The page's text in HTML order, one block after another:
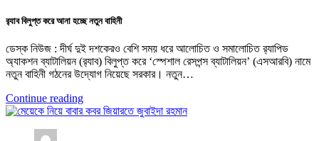
র‍্যাব বিলুপ্ত করে আনা হচ্ছে নতুন বাহিনী
ডেস্ক নিউজ : দীর্ঘ দুই দশকেরও বেশি সময় ধরে আলোচিত ও সমালোচিত র‍্যাপিড
অ্যাকশন ব্যাটালিয়ন (র‍্যাব) বিলুপ্ত করে ‘স্পেশাল রেসপন্স ব্যাটালিয়ন’ (এসআরবি) নামে
নতুন বাহিনী গঠনের উদ্যোগ নিয়েছে সরকার। নতুন…
Continue reading